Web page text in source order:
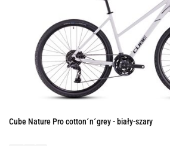
Cube Nature Pro cotton´n´grey - biały-szary